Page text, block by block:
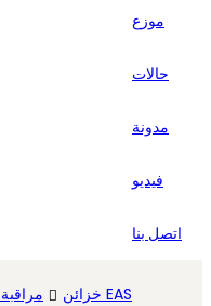
موزع
حالات
مدونة
فيديو
اتصل بنا
مراقبة
خزائن EAS